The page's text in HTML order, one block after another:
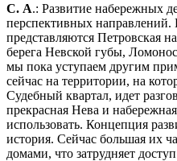
С. А.: Развитие набережных
перспективных
представляются
берега Невской губы,
мы пока уступаем другим
сейчас на территории, на
Судебный квартал, идет
прекрасная Нева и
использовать. Концепция
история. Сейчас большая их
домами, что затрудняет